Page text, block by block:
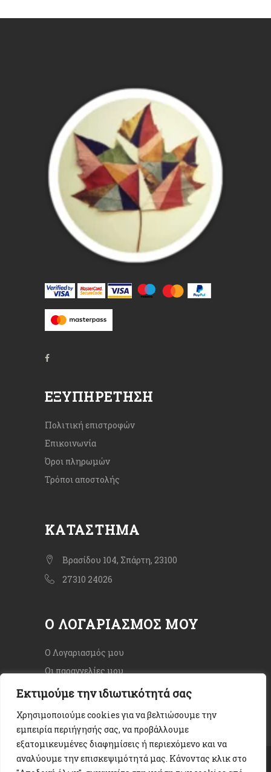
Εκτιμούμε την ιδιωτικότητά σας
Χρησιμοποιούμε cookies για να βελτιώσουμε την
εμπειρία περιήγησής σας, να προβάλλουμε
εξατομικευμένες διαφημίσεις ή περιεχόμενο και να
αναλύουμε την επισκεψιμότητά μας. Κάνοντας κλικ στο
ΕΞΥΠΗΡΈΤΗΣΗ
Πολιτική επιστροφών
Επικοινωνία
Όροι πληρωμών
Τρόποι αποστολής
ΚΑΤΆΣΤΗΜΑ
Βρασίδου 104, Σπάρτη, 23100
27310 24026
Ο ΛΟΓΑΡΙΑΣΜΌΣ ΜΟΥ
Ο Λογαριασμός μου
Οι παραγγελίες μου
Copyright © 2020. All rights Reserved.